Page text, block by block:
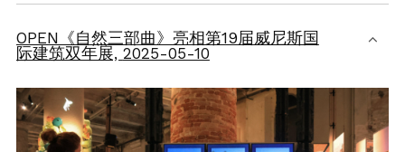
OPEN《自然三部曲》亮相第19届威尼斯国
际建筑双年展, 2025-05-10